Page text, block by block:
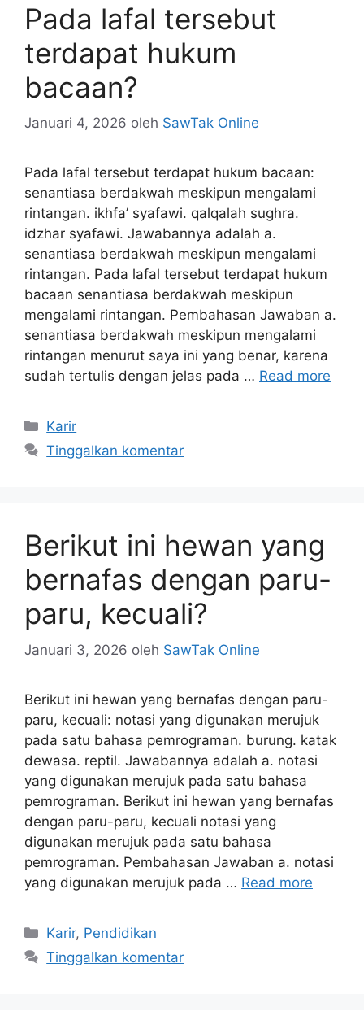
Pada lafal tersebut
terdapat hukum
bacaan?
Januari 4, 2026 oleh SawTak Online
Pada lafal tersebut terdapat hukum bacaan:
senantiasa berdakwah meskipun mengalami
rintangan. ikhfa’ syafawi. qalqalah sughra.
idzhar syafawi. Jawabannya adalah a.
senantiasa berdakwah meskipun mengalami
rintangan. Pada lafal tersebut terdapat hukum
bacaan senantiasa berdakwah meskipun
mengalami rintangan. Pembahasan Jawaban a.
senantiasa berdakwah meskipun mengalami
rintangan menurut saya ini yang benar, karena
sudah tertulis dengan jelas pada … Read more
Kategori
Karir
Tinggalkan komentar
Berikut ini hewan yang
bernafas dengan paru-
paru, kecuali?
Januari 3, 2026 oleh SawTak Online
Berikut ini hewan yang bernafas dengan paru-
paru, kecuali: notasi yang digunakan merujuk
pada satu bahasa pemrograman. burung. katak
dewasa. reptil. Jawabannya adalah a. notasi
yang digunakan merujuk pada satu bahasa
pemrograman. Berikut ini hewan yang bernafas
dengan paru-paru, kecuali notasi yang
digunakan merujuk pada satu bahasa
pemrograman. Pembahasan Jawaban a. notasi
yang digunakan merujuk pada … Read more
Kategori
Karir, Pendidikan
Tinggalkan komentar